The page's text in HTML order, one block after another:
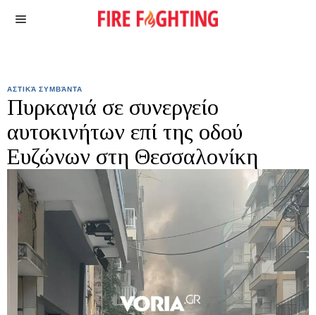
ΑΣΤΙΚΆ ΣΥΜΒΆΝΤΑ
Πυρκαγιά σε συνεργείο
αυτοκινήτων επί της οδού
Ευζώνων στη Θεσσαλονίκη